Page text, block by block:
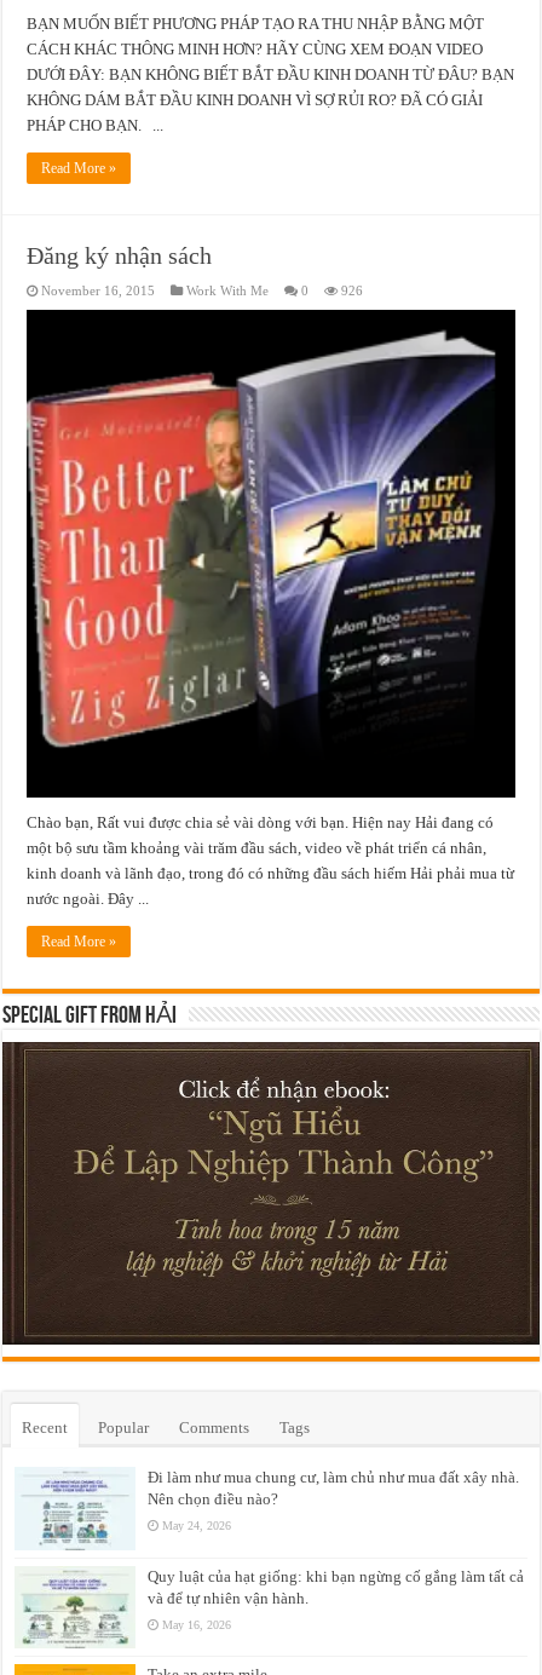
BẠN MUỐN BIẾT PHƯƠNG PHÁP TẠO RA THU NHẬP BẰNG MỘT
CÁCH KHÁC THÔNG MINH HƠN? HÃY CÙNG XEM ĐOẠN VIDEO
DƯỚI ĐÂY: BẠN KHÔNG BIẾT BẮT ĐẦU KINH DOANH TỪ ĐÂU? BẠN
KHÔNG DÁM BẮT ĐẦU KINH DOANH VÌ SỢ RỦI RO? ĐÃ CÓ GIẢI
PHÁP CHO BẠN. ...
Read More »
Đăng ký nhận sách
November 16, 2015 Work With Me 0 926
Chào bạn, Rất vui được chia sẻ vài dòng với bạn. Hiện nay Hải đang có
một bộ sưu tầm khoảng vài trăm đầu sách, video về phát triển cá nhân,
kinh doanh và lãnh đạo, trong đó có những đầu sách hiếm Hải phải mua từ
nước ngoài. Đây ...
Read More »
SPECIAL GIFT FROM HẢI
Recent Popular Comments Tags
Đi làm như mua chung cư, làm chủ như mua đất xây nhà.
Nên chọn điều nào?
May 24, 2026
Quy luật của hạt giống: khi bạn ngừng cố gắng làm tất cả
và để tự nhiên vận hành.
May 16, 2026